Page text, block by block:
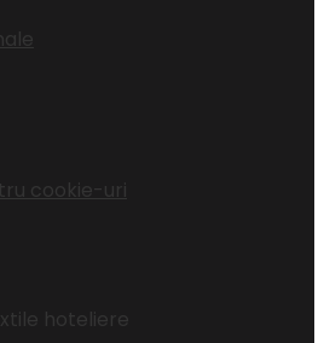
cookie-uri
hoteliere